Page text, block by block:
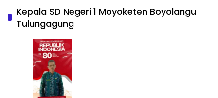
Kepala SD Negeri 1 Moyoketen Boyolangu
Tulungagung